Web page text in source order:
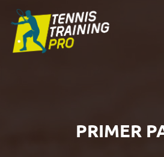
PRIMER